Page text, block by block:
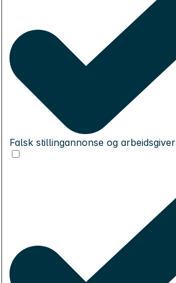
Falsk stillingannonse og arbeidsgiver